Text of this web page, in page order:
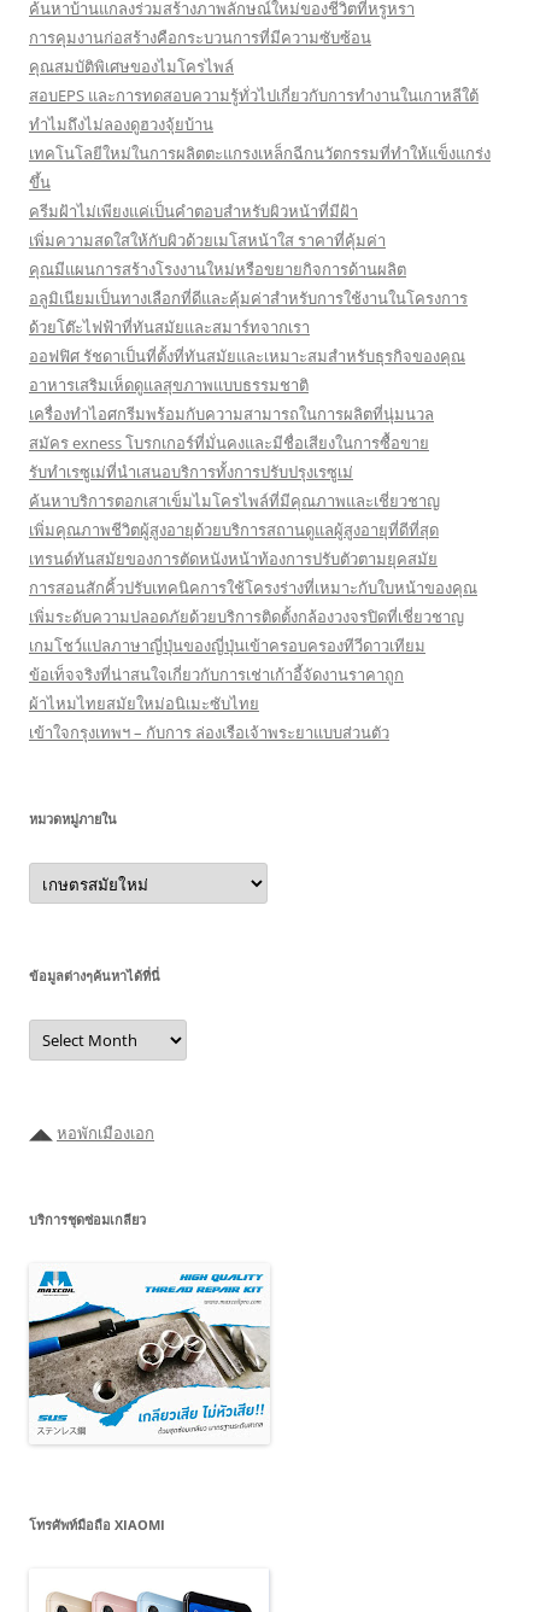
ค้นหาบ้านแกลงร่วมสร้างภาพลักษณ์ใหม่ของชีวิตที่หรูหรา
การคุมงานก่อสร้างคือกระบวนการที่มีความซับซ้อน
คุณสมบัติพิเศษของไมโครไพล์
สอบEPS และการทดสอบความรู้ทั่วไปเกี่ยวกับการทำงานในเกาหลีใต้
ทำไมถึงไม่ลองดูฮวงจุ้ยบ้าน
เทคโนโลยีใหม่ในการผลิตตะแกรงเหล็กฉีกนวัตกรรมที่ทำให้แข็งแกร่ง
ขึ้น
ครีมฝ้าไม่เพียงแค่เป็นคำตอบสำหรับผิวหน้าที่มีฝ้า
เพิ่มความสดใสให้กับผิวด้วยเมโสหน้าใส ราคาที่คุ้มค่า
คุณมีแผนการสร้างโรงงานใหม่หรือขยายกิจการด้านผลิต
อลูมิเนียมเป็นทางเลือกที่ดีและคุ้มค่าสำหรับการใช้งานในโครงการ
ด้วยโต๊ะไฟฟ้าที่ทันสมัยและสมาร์ทจากเรา
ออฟฟิศ รัชดาเป็นที่ตั้งที่ทันสมัยและเหมาะสมสำหรับธุรกิจของคุณ
อาหารเสริมเห็ดดูแลสุขภาพแบบธรรมชาติ
เครื่องทำไอศกรีมพร้อมกับความสามารถในการผลิตที่นุ่มนวล
สมัคร exness โบรกเกอร์ที่มั่นคงและมีชื่อเสียงในการซื้อขาย
รับทำเรซูเม่ที่นำเสนอบริการทั้งการปรับปรุงเรซูเม่
ค้นหาบริการตอกเสาเข็มไมโครไพล์ที่มีคุณภาพและเชี่ยวชาญ
เพิ่มคุณภาพชีวิตผู้สูงอายุด้วยบริการสถานดูแลผู้สูงอายุที่ดีที่สุด
เทรนด์ทันสมัยของการตัดหนังหน้าท้องการปรับตัวตามยุคสมัย
การสอนสักคิ้วปรับเทคนิคการใช้โครงร่างที่เหมาะกับใบหน้าของคุณ
เพิ่มระดับความปลอดภัยด้วยบริการติดตั้งกล้องวงจรปิดที่เชี่ยวชาญ
เกมโชว์แปลภาษาญี่ปุ่นของญี่ปุ่นเข้าครอบครองทีวีดาวเทียม
ข้อเท็จจริงที่น่าสนใจเกี่ยวกับการเช่าเก้าอี้จัดงานราคาถูก
ผ้าไหมไทยสมัยใหม่อนิเมะซับไทย
เข้าใจกรุงเทพฯ – กับการ ล่องเรือเจ้าพระยาแบบส่วนตัว
หมวดหมู่ภายใน
หมวด
หมู่
ภายใน
ข้อมูลต่างๆค้นหาได้ที่นี่
ข้อมูล
ต่างๆ
ค้นหา
◢◣ หอพักเมืองเอก
บริการชุดซ่อมเกลียว
โทรศัพท์มือถือ XIAOMI